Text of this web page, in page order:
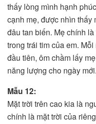
thấy lòng mình hạnh
cạnh mẹ, được nhìn thấy
đâu tan biến. Mẹ chính
trong trái tim của em.
đầu tiên, ôm chầm lấy
năng lượng cho ngày mới.
Mẫu 12:
Mặt trời trên cao kia là
chính là mặt trời của